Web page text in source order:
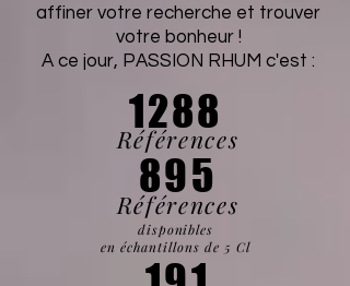
affiner votre recherche et trouver
votre bonheur !
A ce jour, PASSION RHUM c'est :
1288
Références
895
Références
disponibles
en échantillons de 5 Cl